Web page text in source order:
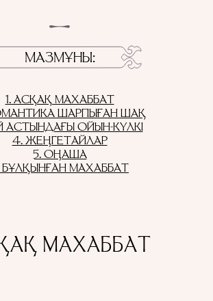
МАЗМҰНЫ
1. АСҚАҚ МАХАББАТ
ШАРПЫҒАН ШАҚ
АСТЫНДАҒЫ ОЙЫН-КҮЛКІ
4. ЖЕҢГЕТАЙЛАР
5. ОҢАША
БҰЛҚЫНҒАН МАХАББАТ
МАХАББАТ